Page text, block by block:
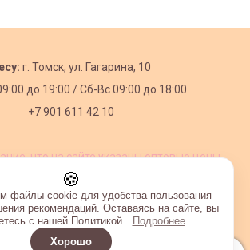
г. Томск, ул. Гагарина, 10
до 19:00 /Сб-Вс 09:00 до 18:00
+7 901 611 42 10
что на сайте указаны оптовые цены,
🍪
файлы cookie для удобства пользования
рекомендаций. Оставаясь на сайте, вы
с нашей Политикой.
Подробнее
Хорошо